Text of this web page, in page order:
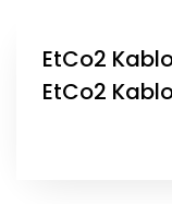
EtCo2
EtCo2